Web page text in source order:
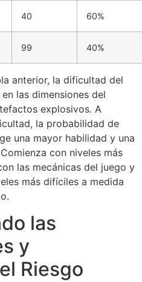
40 60%
99 40%
anterior, la dificultad del
las dimensiones del
explosivos. A
la probabilidad de
una mayor habilidad y una
con niveles más
las mecánicas del juego y
más difíciles a medida
las
y
Riesgo